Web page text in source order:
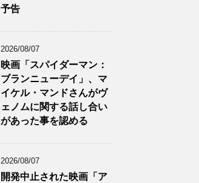
予告
2026/08/07
映画「スパイダーマン：
ブランニューデイ」、マ
イケル・マンドさんがヴ
ェノムに関する話し合い
があった事を認める
2026/08/07
開発中止された映画「ア